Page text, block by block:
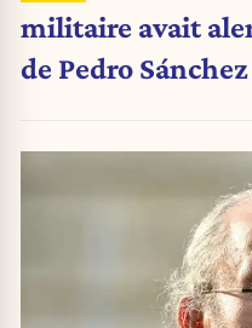
militaire avait
de Pedro